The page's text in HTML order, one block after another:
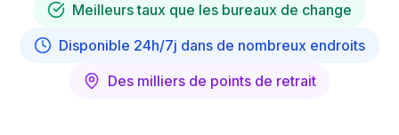
Meilleurs taux que les bureaux de change
Disponible 24h/7j dans de nombreux endroits
Des milliers de points de retrait